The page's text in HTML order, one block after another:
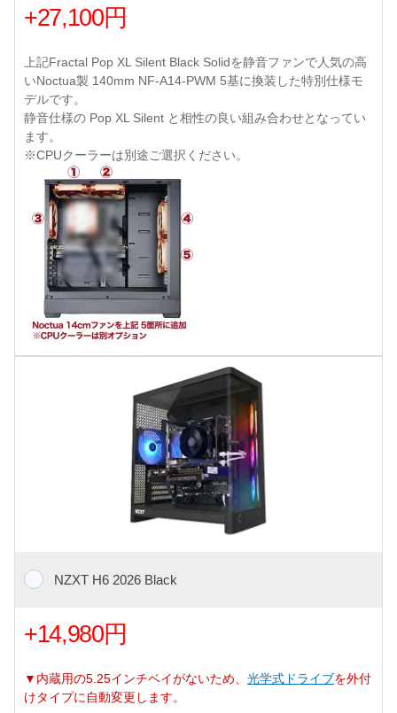
+27,100円
上記Fractal Pop XL Silent Black Solidを静音ファンで人気の高
いNoctua製 140mm NF-A14-PWM 5基に換装した特別仕様モ
デルです。
静音仕様の Pop XL Silent と相性の良い組み合わせとなってい
ます。
※CPUクーラーは別途ご選択ください。
NZXT H6 2026 Black
+14,980円
▼内蔵用の5.25インチベイがないため、 光学式ドライブを外付
けタイプに自動変更します。